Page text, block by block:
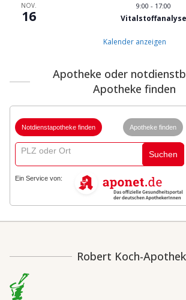
NOV.
16
9:00 - 17:00
Vitalstoffanalyse
Kalender anzeigen
Apotheke oder
Apotheke finden
Notdienstapotheke finden
Suchen
Apotheke finden
Ein Service von:
Robert Koch-